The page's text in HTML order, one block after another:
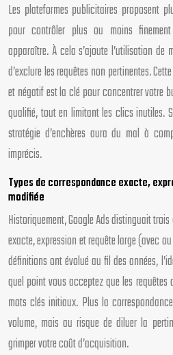
Les plateformes publicitaires proposent
pour contrôler plus ou moins
apparaître. À cela s’ajoute l’utilisation
d’exclure les requêtes non pertinentes.
et négatif est la clé pour concentrer votre
qualifié, tout en limitant les clics inutiles.
stratégie d’enchères aura du mal à
imprécis.
Types de correspondance exacte,
modifiée
Historiquement, Google Ads distinguait
exacte, expression et requête large (avec
définitions ont évolué au fil des années,
quel point vous acceptez que les requêtes
mots clés initiaux. Plus la
volume, mais au risque de diluer la
grimper votre coût d’acquisition.